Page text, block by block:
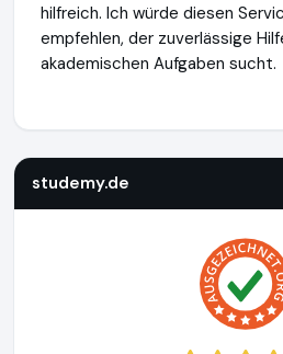
hilfreich. Ich würde diesen
empfehlen, der zuverlässige
akademischen Aufgaben sucht.
studemy.de